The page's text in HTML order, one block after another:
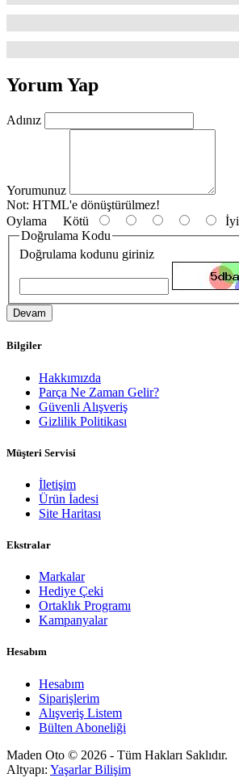
Yorum Yap
Adınız
Yorumunuz
Not: HTML'e dönüştürülmez!
Oylama Kötü
İyi
Doğrulama Kodu
Doğrulama kodunu giriniz
Devam
Bilgiler
Hakkımızda
Parça Ne Zaman Gelir?
Güvenli Alışveriş
Gizlilik Politikası
Müşteri Servisi
İletişim
Ürün İadesi
Site Haritası
Ekstralar
Markalar
Hediye Çeki
Ortaklık Programı
Kampanyalar
Hesabım
Hesabım
Siparişlerim
Alışveriş Listem
Bülten Aboneliği
Maden Oto © 2026 - Tüm Hakları Saklıdır.
Altyapı: Yaşarlar Bilişim